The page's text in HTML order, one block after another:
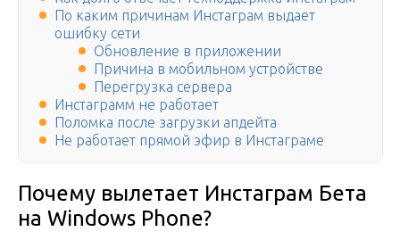
По каким причинам Инстаграм выдает
ошибку сети
Обновление в приложении
Причина в мобильном устройстве
Перегрузка сервера
Инстаграмм не работает
Поломка после загрузки апдейта
Не работает прямой эфир в Инстаграме
Почему вылетает Инстаграм Бета
на Windows Phone?